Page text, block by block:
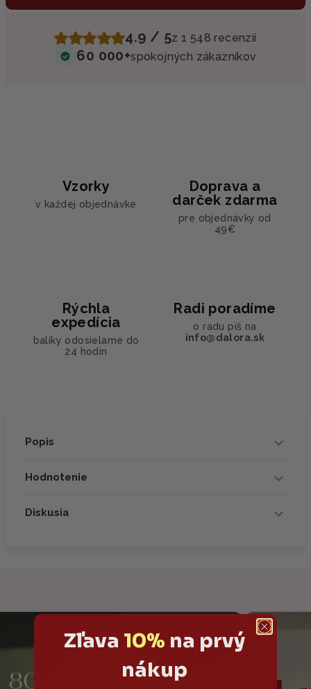
4.9 / 5z 1 548 recenzií
60 000+spokojných zákazníkov
Vzorky
v každej objednávke
Doprava a
darček zdarma
pre objednávky od
49€
Rýchla
expedícia
balíky odosielame do
24 hodín
Radi poradíme
o radu píš na
info@dalora.sk
Popis
Hodnotenie
Diskusia
Zľava 10% na prvý
nákup